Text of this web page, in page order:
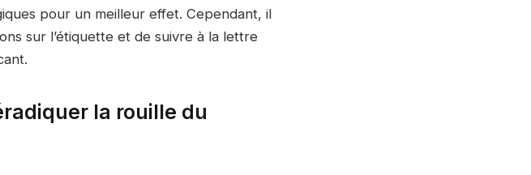
pour un meilleur effet. Cependant, il
sur l’étiquette et de suivre à la lettre
la rouille du